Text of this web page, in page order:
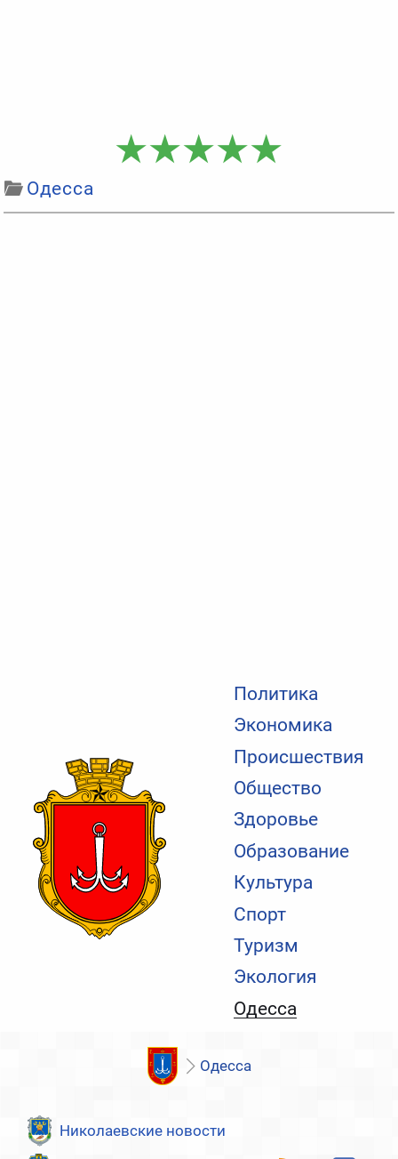
Политика
Экономика
Происшествия
Общество
Здоровье
Образование
Культура
Спорт
Туризм
Экология
Одесса
Одесса
Одесса
Николаевские новости